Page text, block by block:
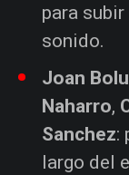
para
sonido.
Joan
Naharro,
Sanchez:
largo del